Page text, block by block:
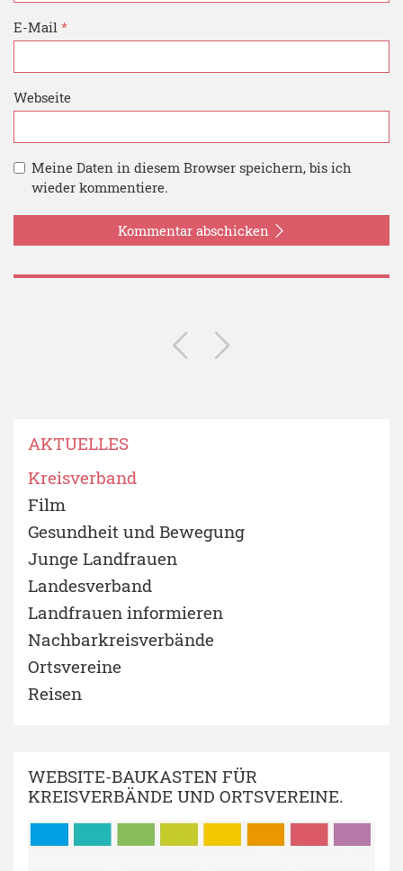
E-Mail *
Webseite
Meine Daten in diesem Browser speichern, bis ich
wieder kommentiere.
Kommentar abschicken
AKTUELLES
Kreisverband
Film
Gesundheit und Bewegung
Junge Landfrauen
Landesverband
Landfrauen informieren
Nachbarkreisverbände
Ortsvereine
Reisen
WEBSITE-BAUKASTEN FÜR
KREISVERBÄNDE UND ORTSVEREINE.